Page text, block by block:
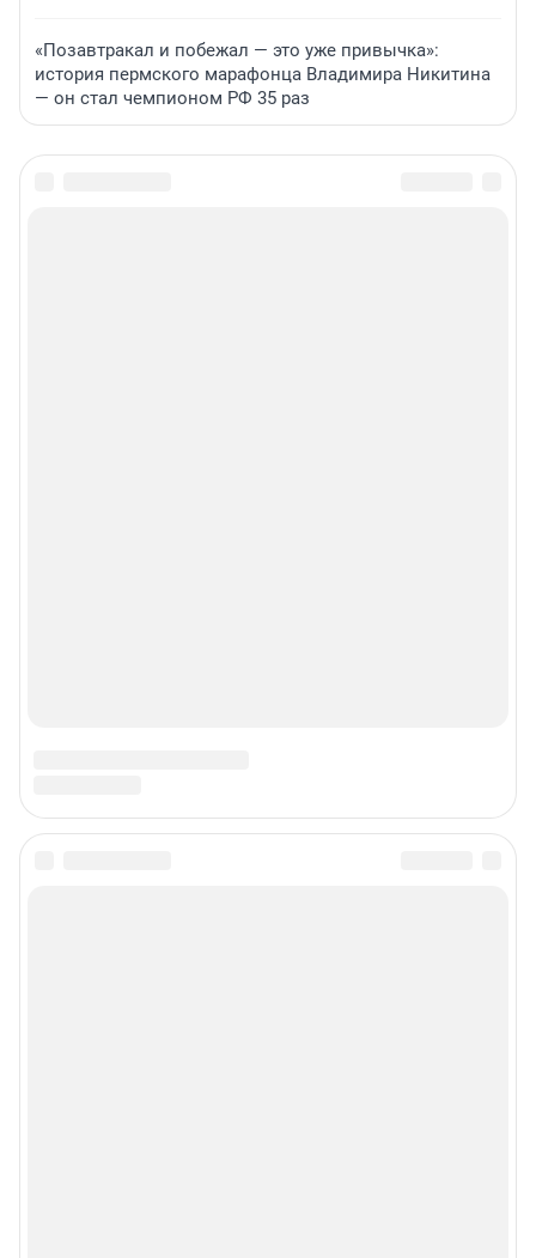
«Позавтракал и побежал — это уже привычка»:
история пермского марафонца Владимира Никитина
— он стал чемпионом РФ 35 раз